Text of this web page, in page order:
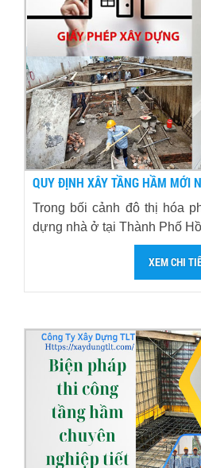
QUY ĐỊNH XÂY TẦNG HẦM MỚI
Trong bối cảnh đô thị hóa
dựng nhà ở tại Thành Phố
XEM CHI